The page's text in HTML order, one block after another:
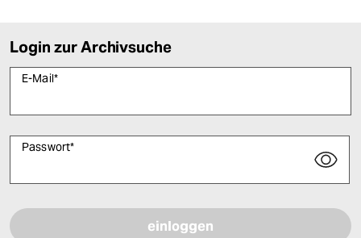
Login zur Archivsuche
E-Mail*
Passwort*